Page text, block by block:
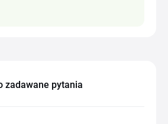
zadawane pytania